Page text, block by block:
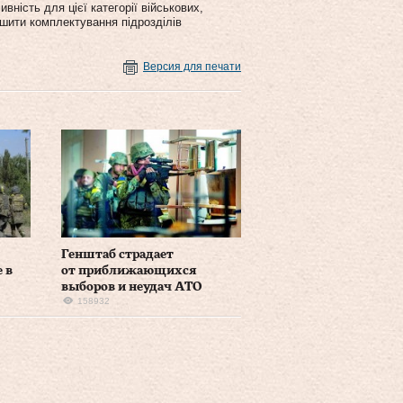
для цієї категорії військових,
комплектування підрозділів
Версия для печати
в
Генштаб страдает
от приближающихся
выборов и неудач АТО
158932